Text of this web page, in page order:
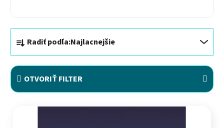
Radiť podľa:Najlacnejšie
OTVORIŤ FILTER
Výpis produktov